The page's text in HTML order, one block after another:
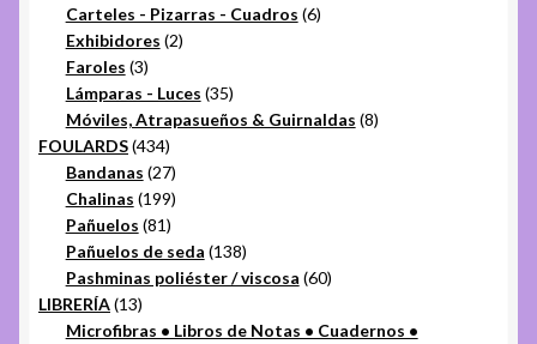
productos
Carteles - Pizarras - Cuadros 66
Exhibidores 22
Faroles 33
productos
Lámparas - Luces 3535
productos
Móviles, Atrapasueños & Guirnaldas 88
FOULARDS 434434
productos
Bandanas 2727
productos
Chalinas 199199
productos
Pañuelos 8181
productos
Pañuelos de seda 138138
productos
Pashminas poliéster / viscosa 6060
LIBRERÍA 1313
productos
Microfibras • Libros de Notas • Cuadernos •